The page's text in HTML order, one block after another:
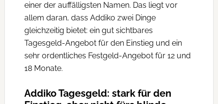
einer der auffälligsten Namen. Das liegt vor
allem daran, dass Addiko zwei Dinge
gleichzeitig bietet: ein gut sichtbares
Tagesgeld-Angebot für den Einstieg und ein
sehr ordentliches Festgeld-Angebot für 12 und
18 Monate.
Addiko Tagesgeld: stark für den